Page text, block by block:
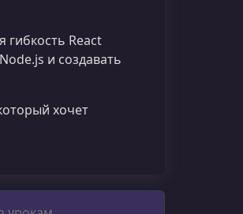
гибкость React
и создавать
хочет